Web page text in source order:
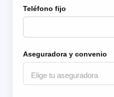
Teléfono fijo
Aseguradora y convenio